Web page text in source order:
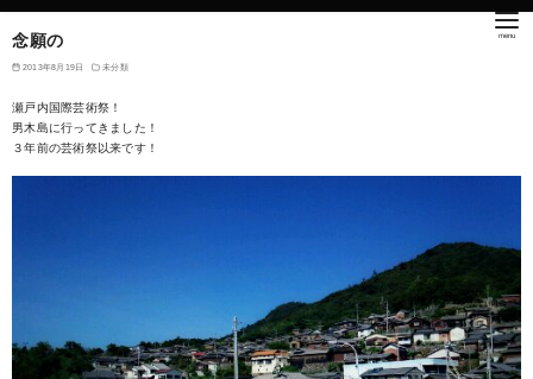
念願の
2013年8月19日 未分類
瀬戸内国際芸術祭！
男木島に行ってきました！
３年前の芸術祭以来です！